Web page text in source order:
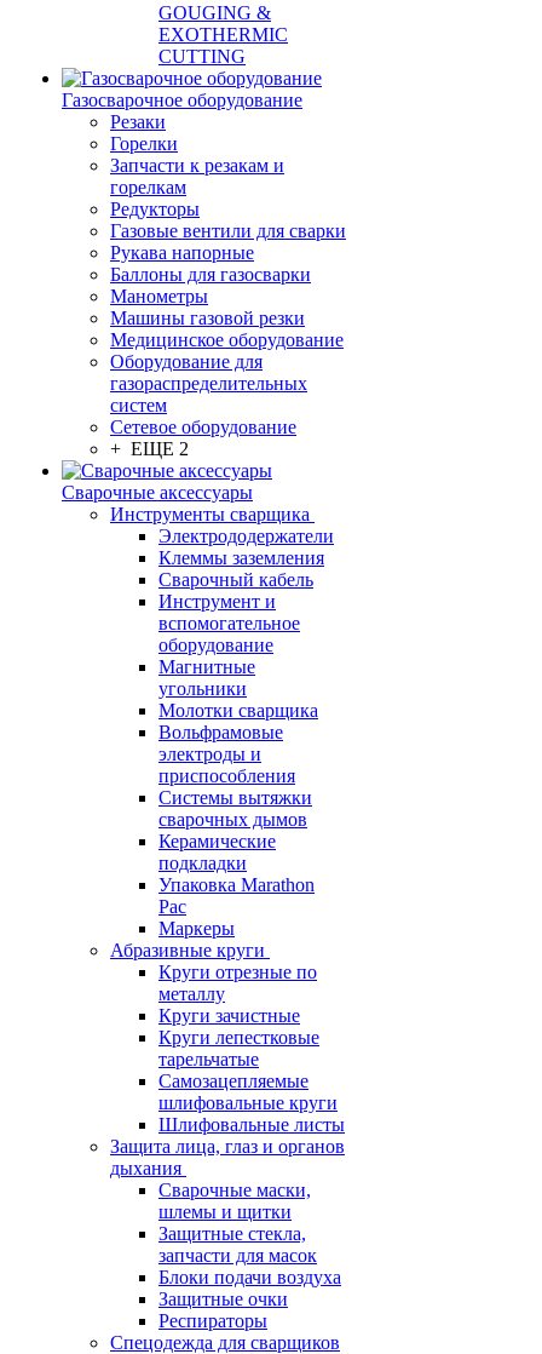
GOUGING &
EXOTHERMIC
CUTTING
Газосварочное оборудование
Резаки
Горелки
Запчасти к резакам и
горелкам
Редукторы
Газовые вентили для сварки
Рукава напорные
Баллоны для газосварки
Манометры
Машины газовой резки
Медицинское оборудование
Оборудование для
газораспределительных
систем
Сетевое оборудование
+ ЕЩЕ 2
Сварочные аксессуары
Инструменты сварщика
Электрододержатели
Клеммы заземления
Сварочный кабель
Инструмент и
вспомогательное
оборудование
Магнитные
угольники
Молотки сварщика
Вольфрамовые
электроды и
приспособления
Системы вытяжки
сварочных дымов
Керамические
подкладки
Упаковка Marathon
Pac
Маркеры
Абразивные круги
Круги отрезные по
металлу
Круги зачистные
Круги лепестковые
тарельчатые
Самозацепляемые
шлифовальные круги
Шлифовальные листы
Защита лица, глаз и органов
дыхания
Сварочные маски,
шлемы и щитки
Защитные стекла,
запчасти для масок
Блоки подачи воздуха
Защитные очки
Респираторы
Спецодежда для сварщиков